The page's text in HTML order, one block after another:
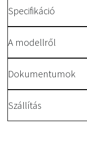
Specifikáció
A modellről
Dokumentumok
Szállítás